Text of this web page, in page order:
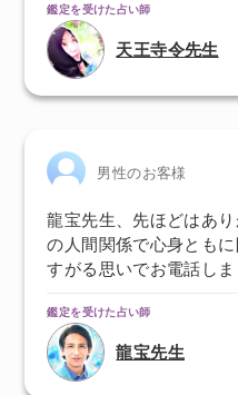
鑑定を受けた占い師
天王寺令先生
男性のお客様
龍宝先生、先ほどはあ
の人間関係で心身とも
すがる思いでお電話し
鑑定を受けた占い師
龍宝先生